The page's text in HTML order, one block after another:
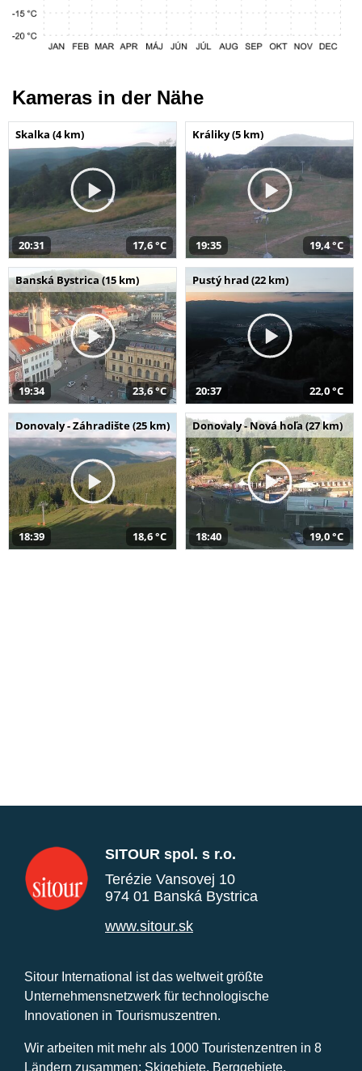
Kameras in der Nähe
Skalka (4 km)
20:31 17,6 °C
Králiky (5 km)
19:35 19,4 °C
Banská Bystrica (15 km)
19:34 23,6 °C
Pustý hrad (22 km)
20:37 22,0 °C
Donovaly - Záhradište (25 km)
18:39 18,6 °C
Donovaly - Nová hoľa (27 km)
18:40 19,0 °C
SITOUR spol. s r.o.
Terézie Vansovej 10
974 01 Banská Bystrica
www.sitour.sk
Sitour International ist das weltweit größte
Unternehmensnetzwerk für technologische
Innovationen in Tourismuszentren.
Wir arbeiten mit mehr als 1000 Touristenzentren in 8
Ländern zusammen: Skigebiete, Berggebiete,